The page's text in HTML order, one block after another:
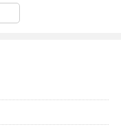
玩家带来轻松愉快的
到更为真实的桂林文
手，快速开始游戏，